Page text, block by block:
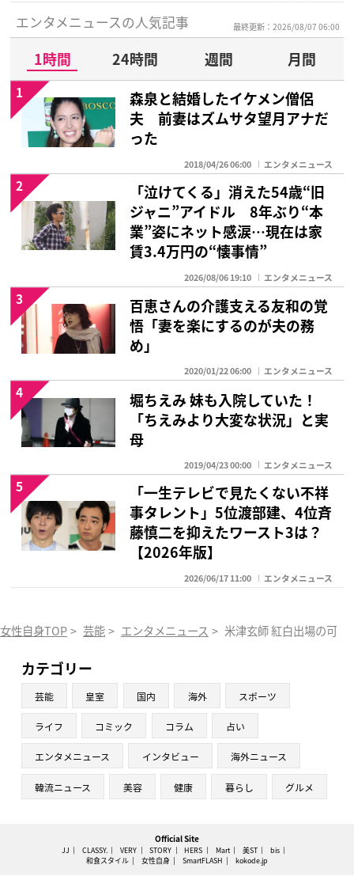
エンタメニュースの人気記事 最終更新：2026/08/07 06:00
1時間 24時間 週間
月間
森泉と結婚したイケメン僧侶
夫 前妻はズムサタ望月アナだ
った
2018/04/26 06:00 エンタメニュース
1
「泣けてくる」消えた54歳“旧
ジャニ”アイドル 8年ぶり“本
業”姿にネット感涙…現在は家
賃3.4万円の“懐事情”
2026/08/06 19:10 エンタメニュース
2
百恵さんの介護支える友和の覚
悟「妻を楽にするのが夫の務
め」
2020/01/22 06:00 エンタメニュース
3
堀ちえみ 妹も入院していた！
「ちえみより大変な状況」と実
母
2019/04/23 00:00 エンタメニュース
4
「一生テレビで見たくない不祥
事タレント」5位渡部建、4位斉
藤慎二を抑えたワースト3は？
【2026年版】
2026/06/17 11:00 エンタメニュース
5
女性自身TOP > 芸能 > エンタメニュース > 米津玄師 紅白出場の可
カテゴリー
芸能 皇室 国内 海外 スポーツ
ライフ コミック コラム 占い
エンタメニュース インタビュー 海外ニュース
韓流ニュース 美容 健康 暮らし グルメ
Official Site
JJ CLASSY. VERY STORY HERS Mart 美ST
bis
和食スタイル
女性自身 SmartFLASH kokode.jp